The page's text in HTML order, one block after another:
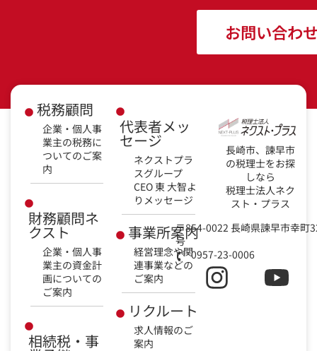
お問い合わ
税務顧問
企業・個人事
業主の税務に
ついてのご案
内
財務顧問ネ
クスト
企業・個人事
業主の資金計
画についての
ご案内
相続税・事
代表者メッ
セージ
ネクストプラ
スグループ
CEO 東 大智よ
りメッセージ
事業所案内
経営理念や関
連事業などの
ご案内
リクルート
求人情報のご
案内
長崎市、諫早市
の税理士をお探
しなら
税理士法人ネク
スト・プラス
〒854-0022 長崎県諫早市幸町
号
0957-23-0006